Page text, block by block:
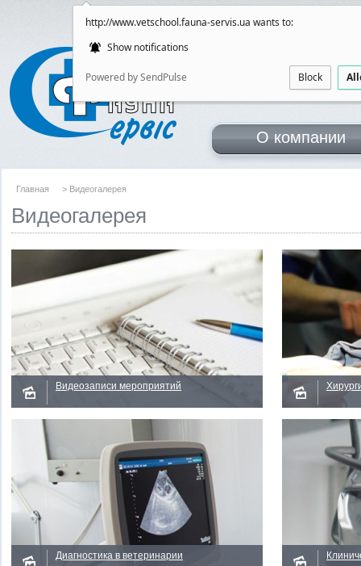
http://www.vetschool.fauna-servis.ua wants to:
Show notifications
Powered by SendPulse Block
для врачей
O компании
Главная > Видеогалерея
Видеогалерея
Видеозаписи мероприятий
Смотреть
Диагностика в ветеринарии